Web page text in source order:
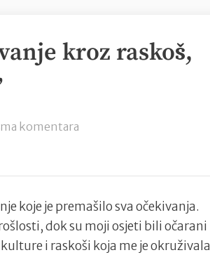
kroz raskoš,
komentara
kroz
raskoš,
okuse
koje je premašilo sva očekivanja.
dok su moji osjeti bili očarani
i raskoši koja me je okruživala